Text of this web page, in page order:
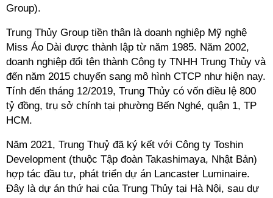
Group).
Trung Thủy Group tiền thân là doanh nghiệp Mỹ nghệ
Miss Áo Dài được thành lập từ năm 1985. Năm 2002,
doanh nghiệp đổi tên thành Công ty TNHH Trung Thủy và
đến năm 2015 chuyển sang mô hình CTCP như hiện nay.
Tính đến tháng 12/2019, Trung Thủy có vốn điều lệ 800
tỷ đồng, trụ sở chính tại phường Bến Nghé, quận 1, TP
HCM.
Năm 2021, Trung Thuỷ đã ký kết với Công ty Toshin
Development (thuộc Tập đoàn Takashimaya, Nhật Bản)
hợp tác đầu tư, phát triển dự án Lancaster Luminaire.
Đây là dự án thứ hai của Trung Thủy tại Hà Nội, sau dự